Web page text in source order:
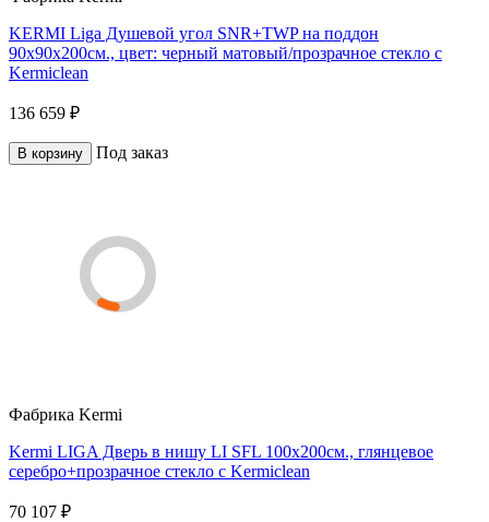
KERMI Liga Душевой угол SNR+TWP на поддон
90x90х200см., цвет: черный матовый/прозрачное стекло с
Kermiclean
136 659 ₽
В корзину Под заказ
Фабрика Kermi
Kermi LIGA Дверь в нишу LI SFL 100x200см., глянцевое
серебро+прозрачное стекло с Kermiclean
70 107 ₽